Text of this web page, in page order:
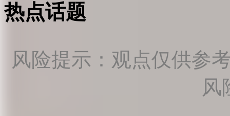
热点话题
风险提示：观点仅供参
风